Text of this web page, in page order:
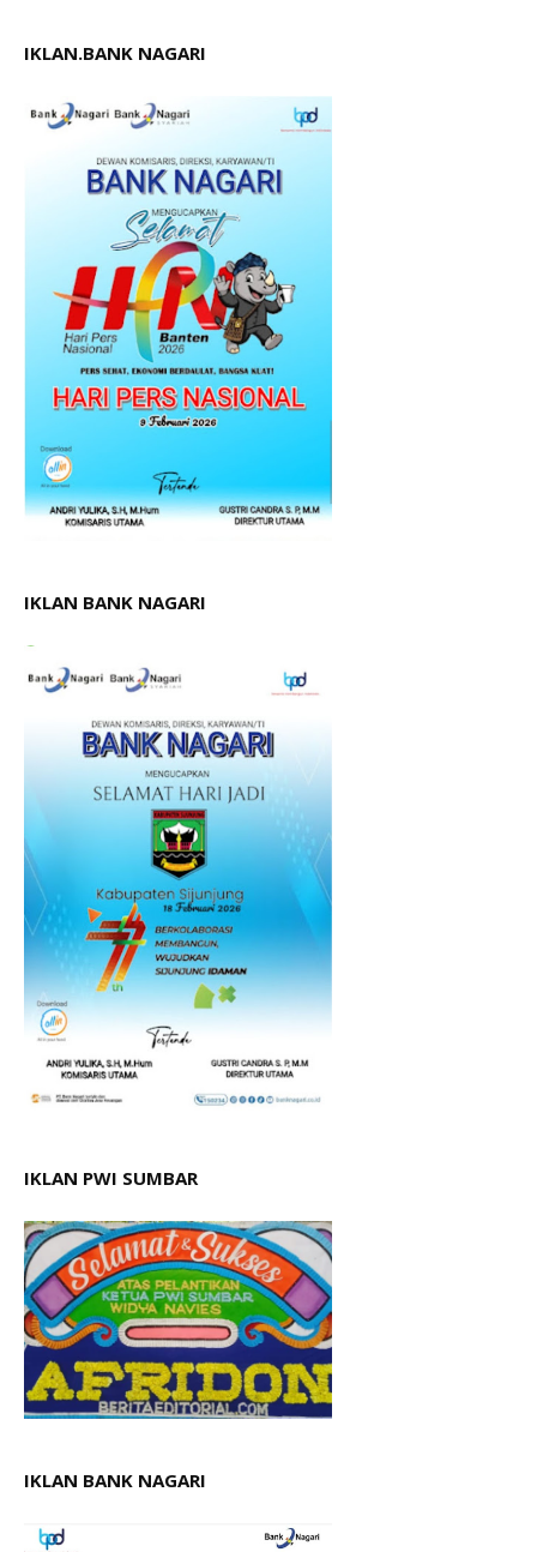
IKLAN.BANK NAGARI
IKLAN BANK NAGARI
IKLAN PWI SUMBAR
IKLAN BANK NAGARI